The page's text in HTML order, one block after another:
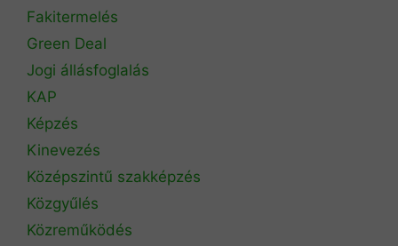
Fakitermelés
Green Deal
Jogi állásfoglalás
KAP
Képzés
Kinevezés
Középszintű szakképzés
Közgyűlés
Közreműködés